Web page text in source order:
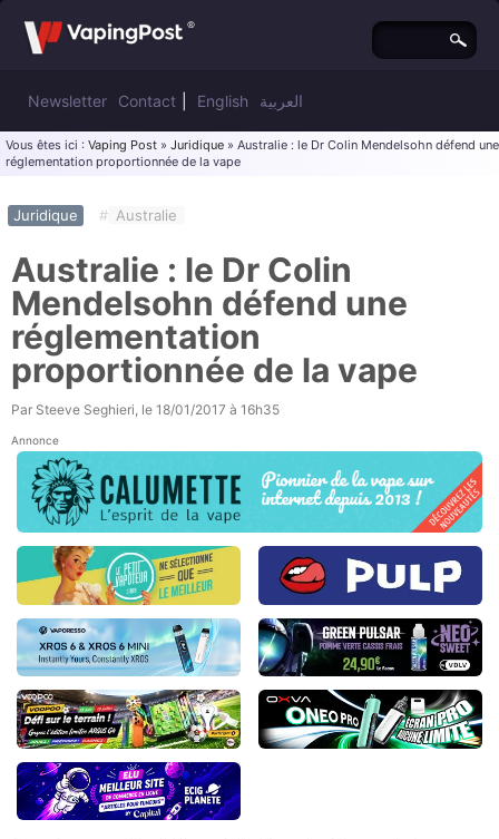
Newsletter Contact English العربية
Vous êtes ici : Vaping Post » Juridique » Australie : le Dr Colin Mendelsohn défend une
réglementation proportionnée de la vape
Juridique # Australie
Australie : le Dr Colin
Mendelsohn défend une
réglementation
proportionnée de la vape
Par Steeve Seghieri, le 18/01/2017 à 16h35
Annonce